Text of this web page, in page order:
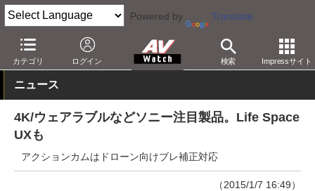
Powered by Translate
カテゴリ ログイン 検索 Impressサイト
AV Watch イベント 2015
ニュース
4K/ウェアラブルなどソニー注目製品。Life Space
UXも
アクションカムはドローン向けブレ補正対応
（2015/1/7 16:49）